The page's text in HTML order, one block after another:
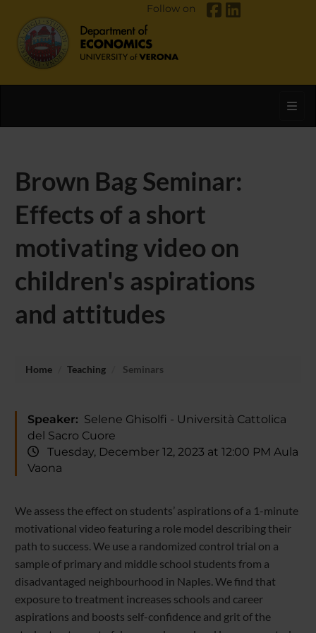
Follow on
Brown Bag Seminar:
Effects of a short
motivating video on
children's aspirations
and attitudes
Home Teaching Seminars
Speaker: Selene Ghisolfi - Università Cattolica
del Sacro Cuore
Tuesday, December 12, 2023 at 12:00 PM Aula
Vaona
We assess the effect on students’ aspirations of a 1-minute
motivational video featuring a role model describing their
path to success. We use a randomized control trial on a
sample of primary and middle school students from a
disadvantaged neighbourhood in Naples. We find that
exposure to treatment increases schools and career
aspirations and boosts self-confidence and grit of the